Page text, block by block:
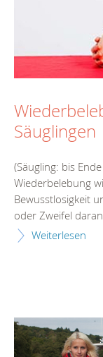
Säuglingen
(Säugling: bis
Wiederbelebung
Bewusstlosigkeit
oder Zweifel
Weiterlesen